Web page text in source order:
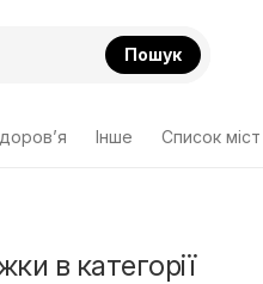
Пошук
Інше Cписок міст
в категорії